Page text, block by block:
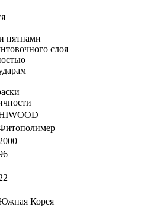
пятнами
слоя
Корея